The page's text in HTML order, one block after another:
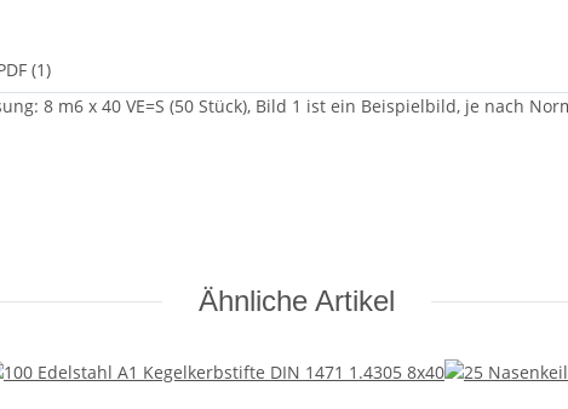
(1)
8 m6 x 40 VE=S (50 Stück), Bild 1 ist ein Beispielbild, je nach
Ähnliche Artikel